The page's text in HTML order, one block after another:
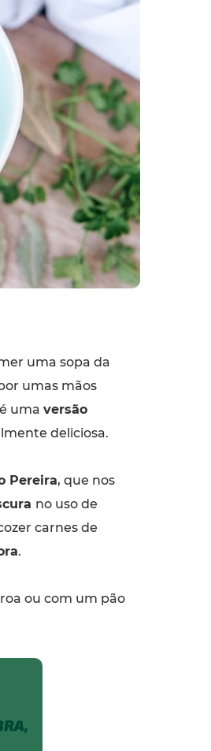
uma sopa da
umas mãos
uma versão
deliciosa.
Pereira, que nos
no uso de
carnes de
.
ou com um pão